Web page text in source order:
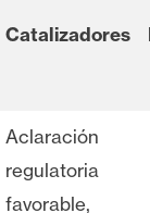
Catalizadores
Aclaración
regulatoria
favorable,